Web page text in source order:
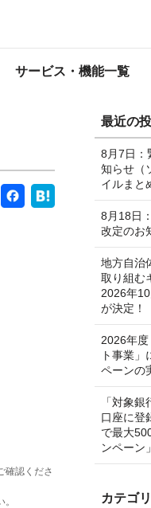
サービス・機能一覧
せ
確認くださ
最近の
8月7日：
知らせ（
イルまと
8月18日
改定のお
地方自治
取り組む
2026年
が決定！
2026年
ト事業」
ペーンの
「対象
口座に登
で最大
ンペーン
カテゴ